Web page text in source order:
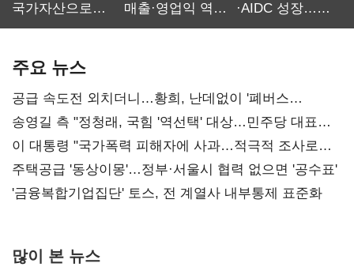
국가자산으로…'
매출·영업익 역대
·AIDC 성장…
주요 뉴스
공급 속도전 외치더니…황희, 난데없이 '폐버스
리모델링' 제안
송영길 측 "정청래, 국힘 '역선택' 대상…민주당 대표로
총선 지휘 못해"
이 대통령 "국가폭력 피해자에 사과…적극적 조사로
진실 밝혀야"
주택공급 '동상이몽'…정부·서울시 협력 없으면 '공수표'
'금융복합기업집단' 토스, 전 계열사 내부통제 표준화
많이 본 뉴스